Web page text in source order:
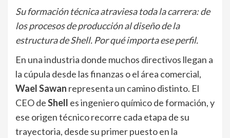
Su formación técnica atraviesa toda la carrera: de
los procesos de producción al diseño de la
estructura de Shell. Por qué importa ese perfil.
En una industria donde muchos directivos llegan a
la cúpula desde las finanzas o el área comercial,
Wael Sawan representa un camino distinto. El
CEO deShell es ingeniero químico de formación, y
ese origen técnico recorre cada etapa de su
trayectoria, desde su primer puesto en la